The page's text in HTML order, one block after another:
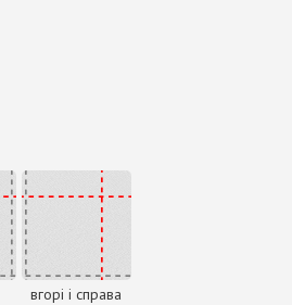
вгорі і справа